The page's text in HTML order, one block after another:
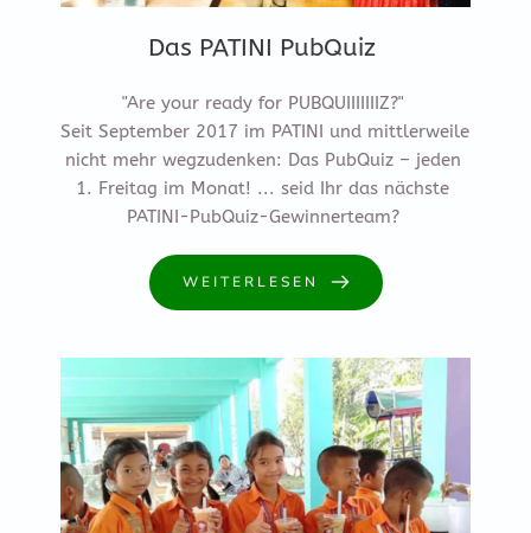
Das PATINI PubQuiz
"Are your ready for PUBQUIIIIIIIZ?"
Seit September 2017 im PATINI und mittlerweile
nicht mehr wegzudenken: Das PubQuiz – jeden
1. Freitag im Monat! ... seid Ihr das nächste
PATINI-PubQuiz-Gewinnerteam?
WEITERLESEN